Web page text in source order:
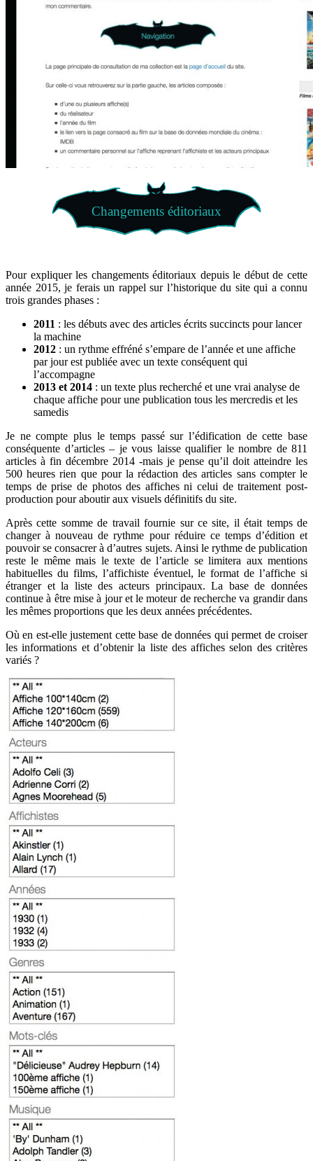
Changements éditoriaux
Pour expliquer les changements éditoriaux depuis le début de cette
année 2015, je ferais un rappel sur l’historique du site qui a connu
trois grandes phases :
2011 : les débuts avec des articles écrits succincts pour lancer
la machine
2012 : un rythme effréné s’empare de l’année et une affiche
par jour est publiée avec un texte conséquent qui
l’accompagne
2013 et 2014 : un texte plus recherché et une vrai analyse de
chaque affiche pour une publication tous les mercredis et les
samedis
Je ne compte plus le temps passé sur l’édification de cette base
conséquente d’articles – je vous laisse qualifier le nombre de 811
articles à fin décembre 2014 -mais je pense qu’il doit atteindre les
500 heures rien que pour la rédaction des articles sans compter le
temps de prise de photos des affiches ni celui de traitement post-
production pour aboutir aux visuels définitifs du site.
Après cette somme de travail fournie sur ce site, il était temps de
changer à nouveau de rythme pour réduire ce temps d’édition et
pouvoir se consacrer à d’autres sujets. Ainsi le rythme de publication
reste le même mais le texte de l’article se limitera aux mentions
habituelles du films, l’affichiste éventuel, le format de l’affiche si
étranger et la liste des acteurs principaux. La base de données
continue à être mise à jour et le moteur de recherche va grandir dans
les mêmes proportions que les deux années précédentes.
Où en est-elle justement cette base de données qui permet de croiser
les informations et d’obtenir la liste des affiches selon des critères
variés ?